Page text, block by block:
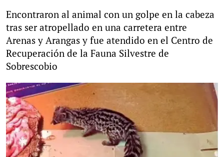
Encontraron al animal con un golpe en la cabeza
tras ser atropellado en una carretera entre
Arenas y Arangas y fue atendido en el Centro de
Recuperación de la Fauna Silvestre de
Sobrescobio